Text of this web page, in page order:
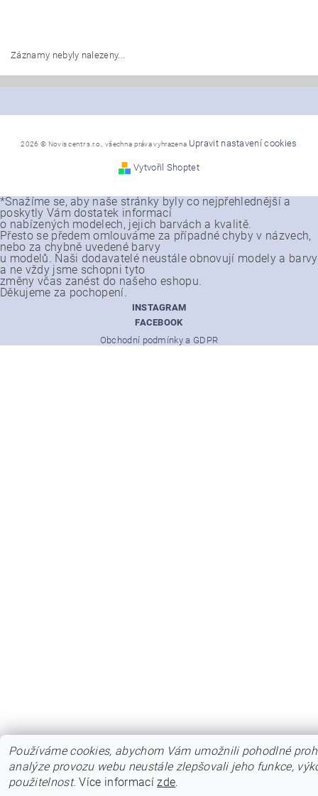
Záznamy nebyly nalezeny...
2026 © Novis centr s.r.o., všechna práva vyhrazena Upravit nastavení cookies
Vytvořil Shoptet
*Snažíme se, aby naše stránky byly co nejpřehlednější a
poskytly Vám dostatek informací
o nabízených modelech, jejich barvách a kvalitě.
Přesto se předem omlouváme za případné chyby v názvech,
nebo za chybně uvedené barvy
u modelů. Naši dodavatelé neustále obnovují modely a barvy
a ne vždy jsme schopni tyto
změny včas zanést do našeho eshopu.
Děkujeme za pochopení.
INSTAGRAM
FACEBOOK
Obchodní podmínky a GDPR
Používáme cookies, abychom Vám umožnili pohodlné
analýze provozu webu neustále zlepšovali jeho funkce,
použitelnost. Více informacízde.